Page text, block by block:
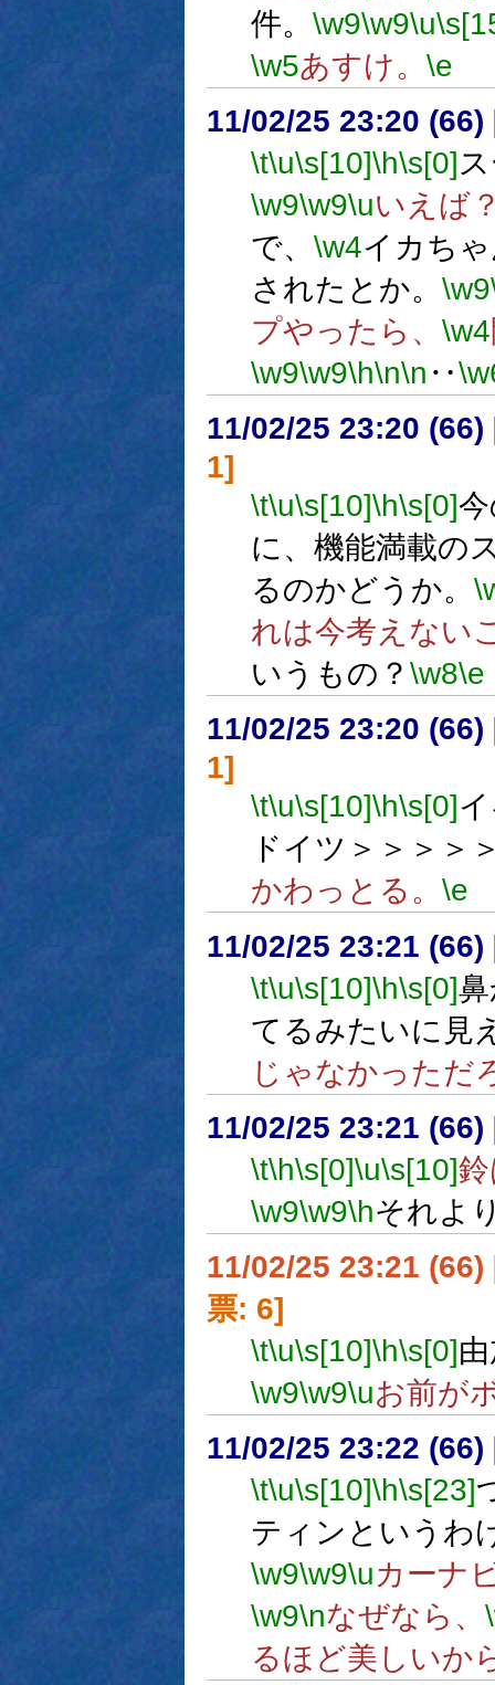
件。 \w9\w9\u
\w5あすけ。 \e
11/02/25 23:20 (66)
\t\u\s[10]\h\s[0]
\w9\w9\uいえば
で、 \w4イカち
されたとか。 \w9
プやったら、 \w4
\w9\w9\h\n\n ‥
11/02/25 23:20 (66)
1]
\t\u\s[10]\h\s[0]
に、機能満載の
るのかどうか。
れは今考えない
いうもの？ \w8\e
11/02/25 23:20 (66)
1]
\t\u\s[10]\h\s[0]
ドイツ＞＞＞＞
かわっとる。 \e
11/02/25 23:21 (66)
\t\u\s[10]\h\s[0]
てるみたいに見
じゃなかっただ
11/02/25 23:21 (66)
\t\h\s[0]\u\s[10]
\w9\w9\hそれよ
11/02/25 23:21 (66)
票: 6]
\t\u\s[10]\h\s[0]
\w9\w9\uお前が
11/02/25 23:22 (66)
\t\u\s[10]\h\s[23]
ティンというわ
\w9\w9\uカーナ
\w9\nなぜなら、
るほど美しいか